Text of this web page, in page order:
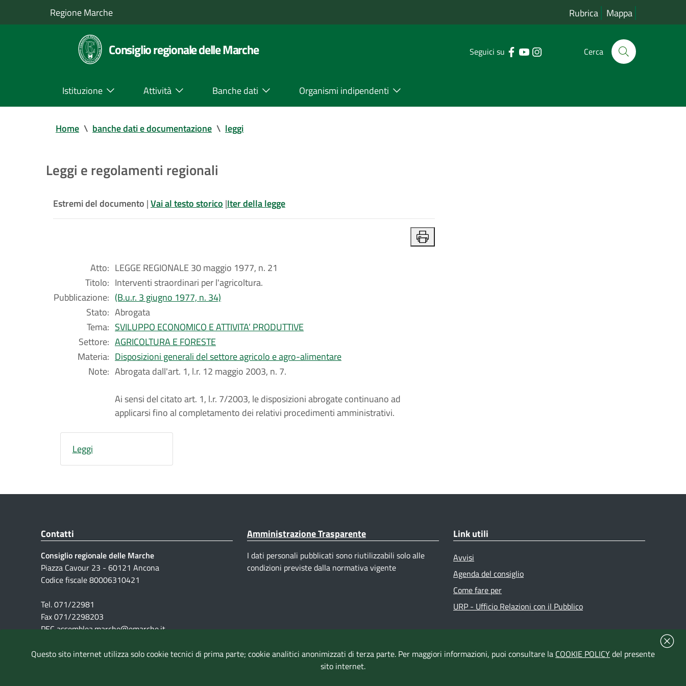
Regione Marche Rubrica Mappa
Consiglio regionale delle Marche Seguici su Cerca
Istituzione Attività Banche dati Organismi indipendenti
Home \ banche dati e documentazione \ leggi
Leggi e regolamenti regionali
Estremi del documento |Vai al testo storico |Iter della legge
Atto: LEGGE REGIONALE 30 maggio 1977, n. 21
Titolo: Interventi straordinari per l'agricoltura.
Pubblicazione: (B.u.r. 3 giugno 1977, n. 34)
Stato: Abrogata
Tema: SVILUPPO ECONOMICO E ATTIVITA’ PRODUTTIVE
Settore: AGRICOLTURA E FORESTE
Materia: Disposizioni generali del settore agricolo e agro-alimentare
Note: Abrogata dall'art. 1, l.r. 12 maggio 2003, n. 7.
Ai sensi del citato art. 1, l.r. 7/2003, le disposizioni abrogate continuano ad
applicarsi fino al completamento dei relativi procedimenti amministrativi.
Leggi
Contatti
Consiglio regionale delle Marche
Piazza Cavour 23 - 60121 Ancona
Codice fiscale 80006310421
Tel. 071/22981
Fax 071/2298203
PEC assemblea.marche@emarche.it
Amministrazione Trasparente
I dati personali pubblicati sono riutilizzabili solo alle
condizioni previste dalla normativa vigente
Link utili
Avvisi
Agenda del consiglio
Come fare per
URP - Ufficio Relazioni con il Pubblico
Questo sito internet utilizza solo cookie tecnici di prima parte; cookie analitici anonimizzati di terza parte. Per maggiori informazioni, puoi consultare la COOKIE POLICYdel presente
sito internet.